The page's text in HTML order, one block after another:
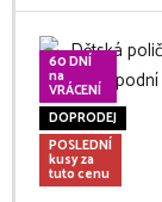
60 DNÍ
na
VRÁCENÍ
DOPRODEJ
POSLEDNÍ
kusy za
tuto cenu